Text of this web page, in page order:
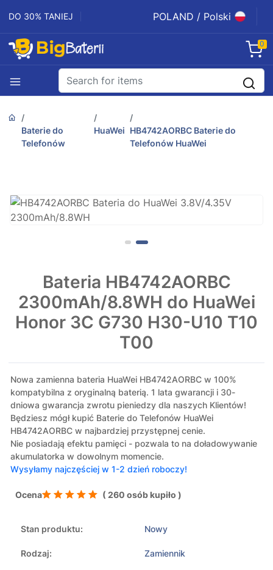
DO 30% TANIEJ POLAND / Polski
0
Baterie do
Telefonów
HuaWei HB4742AORBC Baterie do
Telefonów HuaWei
Bateria HB4742AORBC
2300mAh/8.8WH do HuaWei
Honor 3C G730 H30-U10 T10
T00
Nowa zamienna bateria HuaWei HB4742AORBC w 100%
kompatybilna z oryginalną baterią. 1 lata gwarancji i 30-
dniowa gwarancja zwrotu pieniedzy dla naszych Klientów!
Będziesz mógł kupić Baterie do Telefonów HuaWei
HB4742AORBC w najbardziej przystępnej cenie.
Nie posiadają efektu pamięci - pozwala to na doładowywanie
akumulatorka w dowolnym momencie.
Wysyłamy najczęściej w 1-2 dzień roboczy!
Ocena ( 260 osób kupiło )
Stan produktu: Nowy
Rodzaj: Zamiennik